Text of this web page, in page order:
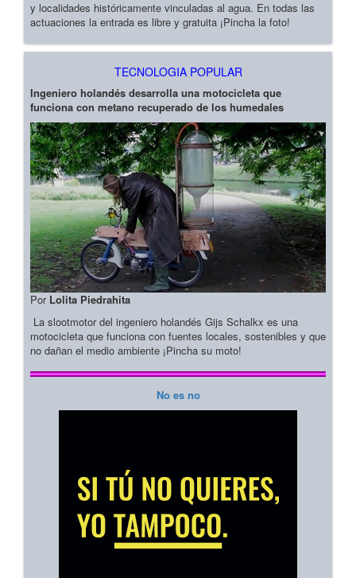
y localidades históricamente vinculadas al agua. En todas las
actuaciones la entrada es libre y gratuita ¡Pincha la foto!
TECNOLOGIA POPULAR
Ingeniero holandés desarrolla una motocicleta que
funciona con metano recuperado de los humedales
Por Lolita Piedrahita
La slootmotor del ingeniero holandés Gijs Schalkx es una
motocicleta que funciona con fuentes locales, sostenibles y que
no dañan el medio ambiente ¡Pincha su moto!
No es no